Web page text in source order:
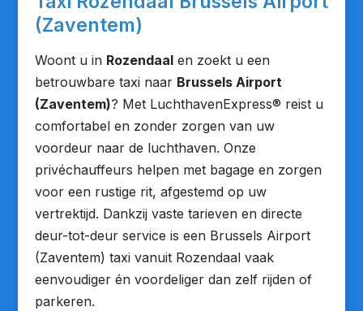
(Zaventem)
Woont u in Rozendaalen zoekt u een
betrouwbare taxi naar Brussels Airport
(Zaventem)? Met LuchthavenExpress® reist u
comfortabel en zonder zorgen van uw
voordeur naar de luchthaven. Onze
privéchauffeurs helpen met bagage en zorgen
voor een rustige rit, afgestemd op uw
vertrektijd. Dankzij vaste tarieven en directe
deur-tot-deur service is een Brussels Airport
(Zaventem) taxi vanuit Rozendaal vaak
eenvoudiger én voordeliger dan zelf rijden of
parkeren.